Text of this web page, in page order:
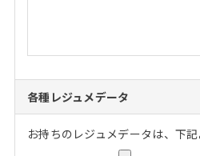
各種レジュメデータ
お持ちのレジュメデータは、下記